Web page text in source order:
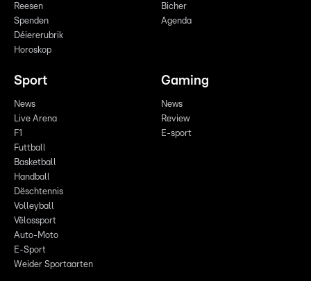
Reesen
Spenden
Déiererubrik
Horoskop
Bicher
Agenda
Sport
News
Live Arena
F1
Futtball
Basketball
Handball
Dëschtennis
Volleyball
Vëlossport
Auto-Moto
E-Sport
Weider Sportaarten
Gaming
News
Review
E-sport